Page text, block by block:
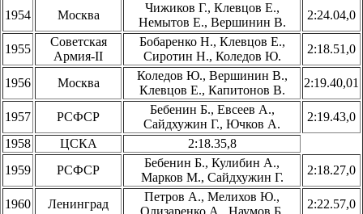
1954 Москва
Чижиков Г., Клевцов Е.,
Немытов Е., Вершинин В.
2:24.04,0
1955
Советская
Армия-II
Бобаренко Н., Клевцов Е.,
Сиротин Н., Коледов Ю.
2:18.51,0
1956 Москва
Коледов Ю., Вершинин В.,
Клевцов Е., Капитонов В.
2:19.40,01
1957 РСФСР
Бебенин Б., Евсеев А.,
Сайдхужин Г., Ючков А.
2:19.43,0
1958
ЦСКА
2:18.35,8
1959
РСФСР
Бебенин Б., Кулибин А.,
Марков М., Сайдхужин Г.
2:18.27,0
1960 Ленинград
Петров А., Мелихов Ю.,
Олизаренко А., Наумов Б.
2:22.57,0